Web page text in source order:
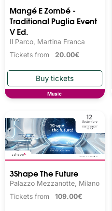
Mangé E Zombé -
Traditional Puglia Event
V Ed.
Il Parco, Martina Franca
Tickets from 20.00€
Music
3Shape The Future
Palazzo Mezzanotte, Milano
Tickets from 109.00€